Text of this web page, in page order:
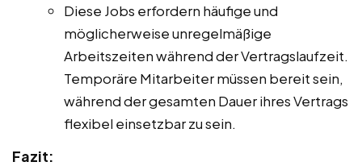
Diese Jobs erfordern häufige und
möglicherweise unregelmäßige
Arbeitszeiten während der Vertragslaufzeit.
Temporäre Mitarbeiter müssen bereit sein,
während der gesamten Dauer ihres Vertrags
flexibel einsetzbar zu sein.
Fazit: